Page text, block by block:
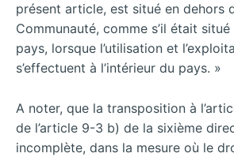
présent article, est situé en dehors
Communauté, comme s’il était situé
pays, lorsque l’utilisation et
s’effectuent à l’intérieur du pays. »
A noter, que la transposition à
de l’article 9-3 b) de la sixième
incomplète, dans la mesure où le